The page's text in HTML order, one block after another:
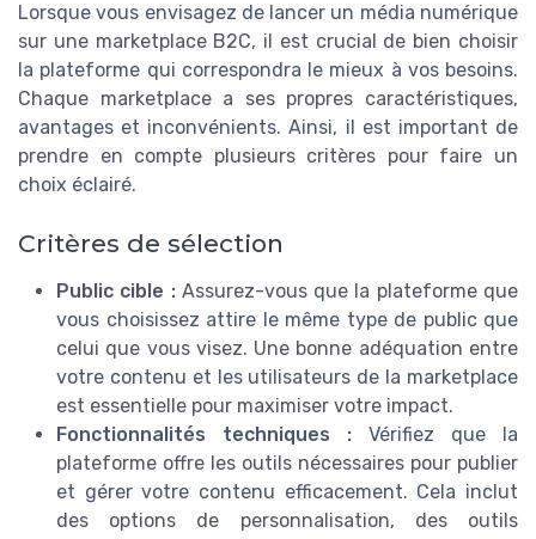
Lorsque vous envisagez de lancer un média numérique
sur une marketplace B2C, il est crucial de bien choisir
la plateforme qui correspondra le mieux à vos besoins.
Chaque marketplace a ses propres caractéristiques,
avantages et inconvénients. Ainsi, il est important de
prendre en compte plusieurs critères pour faire un
choix éclairé.
Critères de sélection
Public cible :Assurez-vous que la plateforme que
vous choisissez attire le même type de public que
celui que vous visez. Une bonne adéquation entre
votre contenu et les utilisateurs de la marketplace
est essentielle pour maximiser votre impact.
Fonctionnalités techniques : Vérifiez que la
plateforme offre les outils nécessaires pour publier
et gérer votre contenu efficacement. Cela inclut
des options de personnalisation, des outils